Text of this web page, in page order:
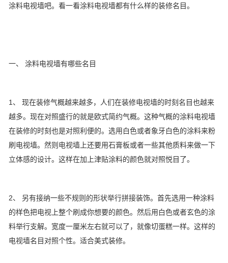
涂料电视墙吧。看一看涂料电视墙都有什么样的装修名目。
一、 涂料电视墙有哪些名目
1、 现在装修气概越来越多，人们在装修电视墙的时刻名目也越来
越多。现在对照盛行的就是欧式简约气概。这种气概的涂料电视墙
在装修的时刻也是对照利便的。选用白色或者象牙白色的涂料来粉
刷电视墙。然则电视墙上还要用石膏板或者一些其他质料来做一下
立体感的设计。这样在加上津贴涂料的颜色就对照悦目了。
2、 另有接纳一些不规则的形状举行拼接装饰。首先选用一种涂料
的样色把电视上整个刷成你想要的颜色。然后用白色或者玄色的涂
料举行支解。宽度一厘米左右就可以了，就像切蛋糕一样。这样的
电视墙名目对照个性。适合美式装修。